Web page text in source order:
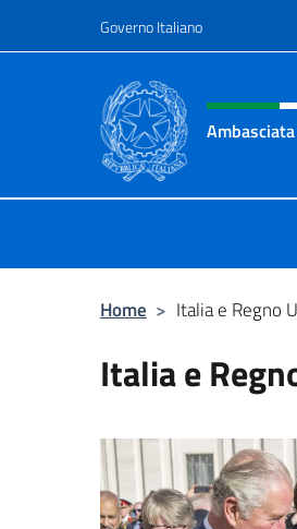
Governo Italiano
Intestazione
Home > Italia e Regno
Italia e